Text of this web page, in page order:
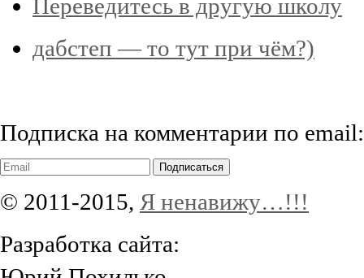
Переведитесь в другую школу
дабстеп — то тут при чём?)
Подписка на комментарии по email:
Подписаться
© 2011-2015, Я ненавижу…!!!
Разработка сайта: